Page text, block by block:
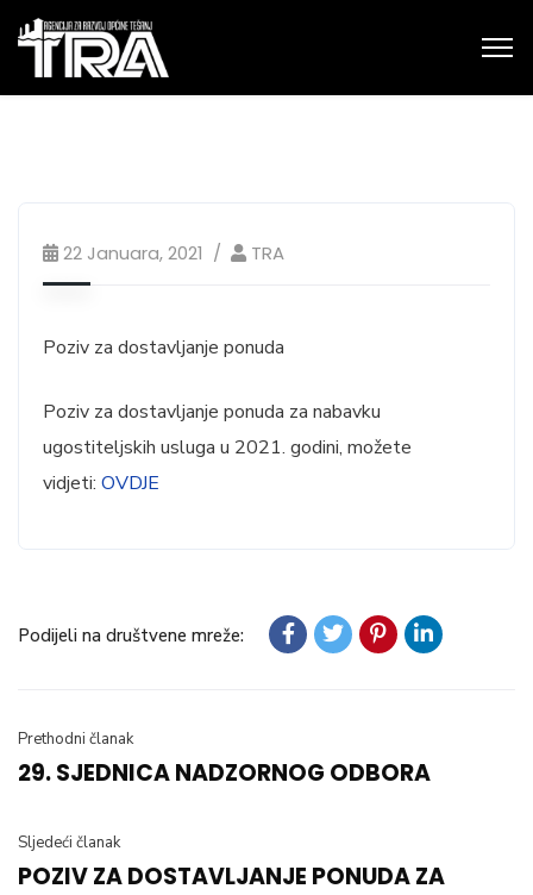
22 Januara, 2021 TRA
Poziv za dostavljanje ponuda
Poziv za dostavljanje ponuda za nabavku
ugostiteljskih usluga u 2021. godini, možete
vidjeti: OVDJE
Podijeli na društvene mreže:
Prethodni članak
29. SJEDNICA NADZORNOG ODBORA
Sljedeći članak
POZIV ZA DOSTAVLJANJE PONUDA ZA